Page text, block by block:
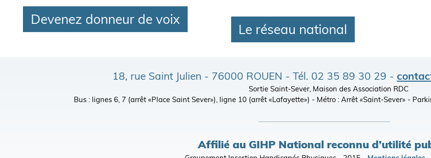
Devenez donneur de voix
Le réseau national
18, rue Saint Julien - 76000 ROUEN - Tél. 02 35 89 30 29 -
Sortie Saint-Sever, Maison des Association RDC
Bus : lignes 6, 7 (arrêt «Place Saint Sever»), ligne 10 (arrêt «Lafayette») - Métro : Arrêt «Saint-Sever» -
Affilié au GIHP National reconnu d’utilité